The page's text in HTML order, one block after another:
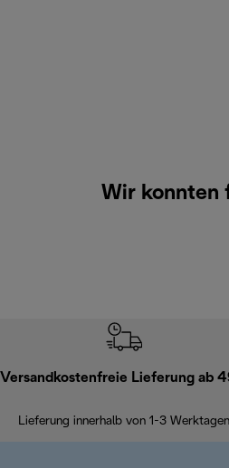
Wir konnten
Versandkostenfreie Lieferung ab
Lieferung innerhalb von 1-3 Werktagen